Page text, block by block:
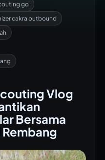
go
cakra outbound
Vlog
Bersama